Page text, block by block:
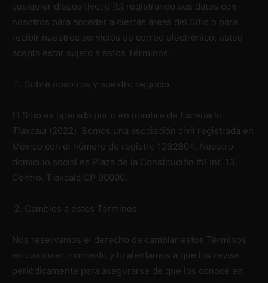
cualquier dispositivo; o (b) registrando sus datos con
nosotros para acceder a ciertas áreas del Sitio o para
recibir nuestros servicios de correo electrónico, usted
acepta estar sujeto a estos Términos.
Sobre nosotros y nuestro negocio
El Sitio es operado por o en nombre de Escenario
Tlaxcala (2022). Somos una asociación civil registrada en
México con el número de registro 1232804. Nuestro
domicilio social es Plaza de la Constitución #8 Int. 13,
Centro. Tlaxcala CP 90000.
Cambios a estos Términos
Nos reservamos el derecho de cambiar estos Términos
en cualquier momento y lo alentamos a que los revise
periódicamente para asegurarse de que los conoce en